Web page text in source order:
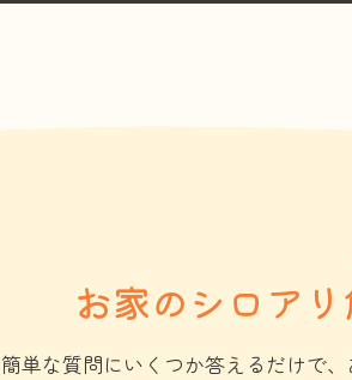
お家のシロア
簡単な質問にいくつか答えるだけで